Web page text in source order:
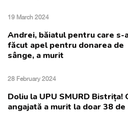
19 March 2024
Andrei, băiatul pentru care s-
făcut apel pentru donarea de
sânge, a murit
28 February 2024
Doliu la UPU SMURD Bistrița!
angajată a murit la doar 38 de